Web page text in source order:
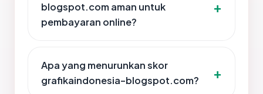
blogspot.com aman untuk
pembayaran online?
Apa yang menurunkan skor
grafikaindonesia-blogspot.com?